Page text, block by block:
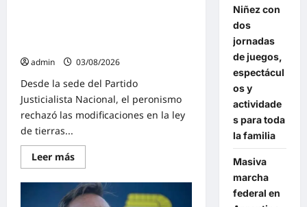
admin
03/08/2026
Desde la sede del Partido
Justicialista Nacional, el peronismo
rechazó las modificaciones en la ley
de tierras...
Leer másLee
más
El
peronismo
rechazó
Niñez con
dos
jornadas
de juegos,
espectácul
os y
actividade
s para toda
la familia
Masiva
marcha
federal en